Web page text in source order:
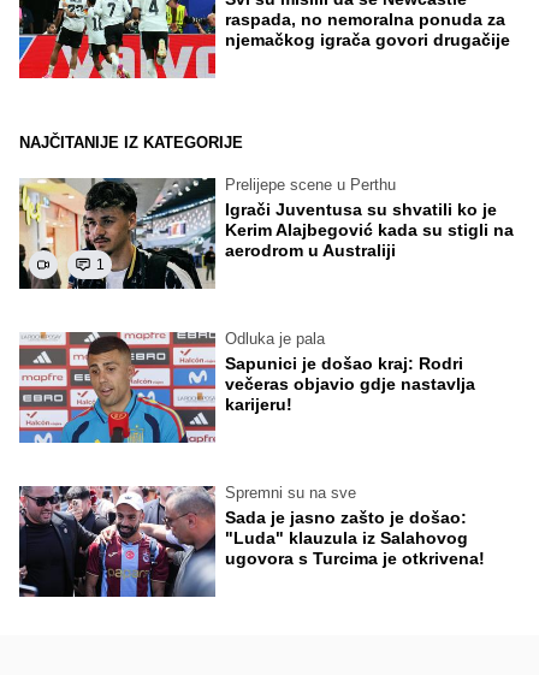
raspada, no nemoralna ponuda za
njemačkog igrača govori drugačije
NAJČITANIJE IZ KATEGORIJE
1
Prelijepe scene u Perthu
Igrači Juventusa su shvatili ko je
Kerim Alajbegović kada su stigli na
aerodrom u Australiji
Odluka je pala
Sapunici je došao kraj: Rodri
večeras objavio gdje nastavlja
karijeru!
Spremni su na sve
Sada je jasno zašto je došao:
"Luda" klauzula iz Salahovog
ugovora s Turcima je otkrivena!